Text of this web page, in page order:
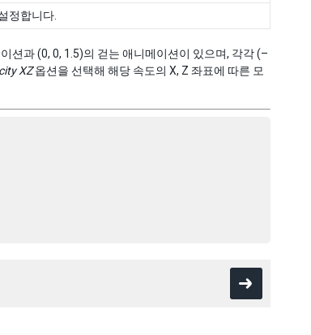
정합니다.
션과 (0, 0, 1.5)의 걷는 애니메이션이 있으며, 각각 (–
XZ옵션을 선택해 해당 속도의 X, Z 좌표에 따른 모